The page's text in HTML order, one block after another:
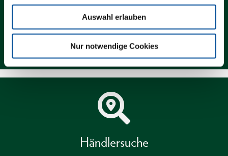
Auswahl erlauben
Nur notwendige Cookies
Newsletter
Händlersuche